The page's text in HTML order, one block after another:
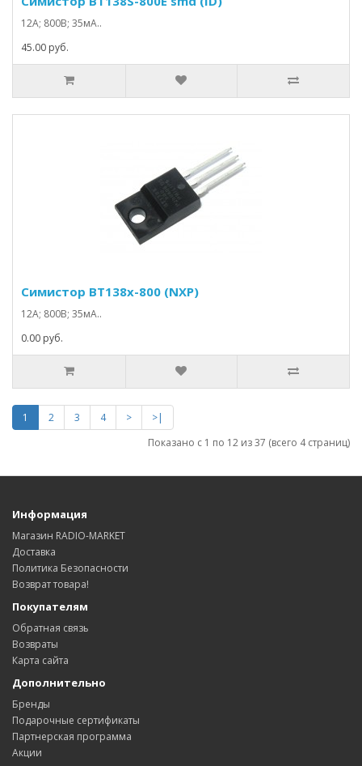
12А; 800В; 35мА..
45.00 руб.
Симистор BT138x-800 (NXP)
12А; 800В; 35мА..
0.00 руб.
1 2 3 4 >
>|
Показано с 1 по 12 из 37 (всего 4 страниц)
Информация
Магазин RADIO-MARKET
Доставка
Политика Безопасности
Возврат товара!
Покупателям
Обратная связь
Возвраты
Карта сайта
Дополнительно
Бренды
Подарочные сертификаты
Партнерская программа
Акции